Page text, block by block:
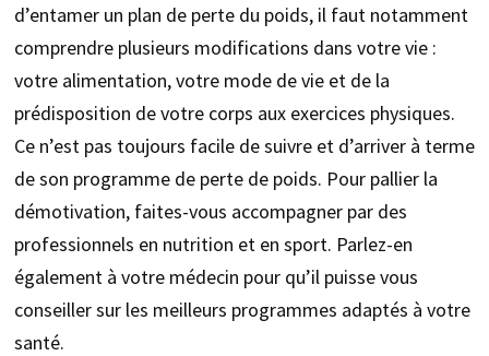
d’entamer un plan de perte du poids, il faut notamment
comprendre plusieurs modifications dans votre vie :
votre alimentation, votre mode de vie et de la
prédisposition de votre corps aux exercices physiques.
Ce n’est pas toujours facile de suivre et d’arriver à terme
de son programme de perte de poids. Pour pallier la
démotivation, faites-vous accompagner par des
professionnels en nutrition et en sport. Parlez-en
également à votre médecin pour qu’il puisse vous
conseiller sur les meilleurs programmes adaptés à votre
santé.